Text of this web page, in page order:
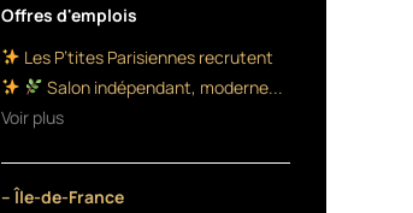
Offres d'emplois
Les P’tites Parisiennes recrutent
Salon indépendant, moderne...
Voir plus
– Île-de-France